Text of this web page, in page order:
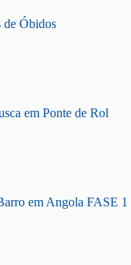
de Óbidos
em Ponte de Rol
em Angola FASE 1